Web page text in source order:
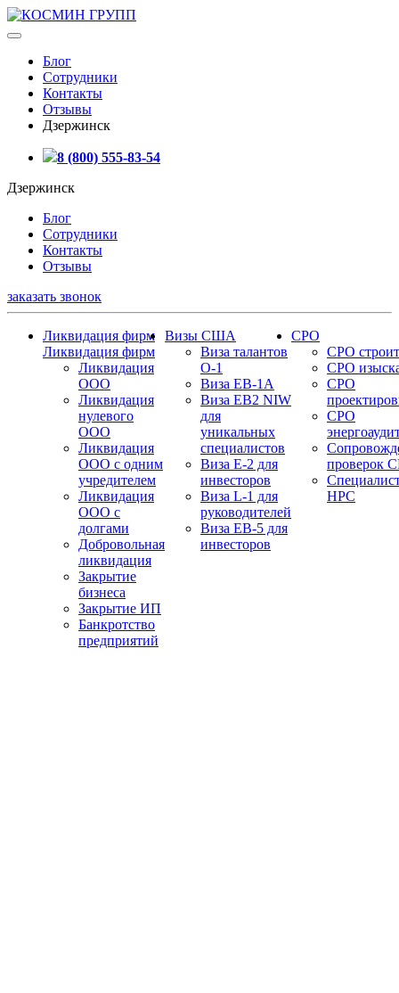
Блог
Сотрудники
Контакты
Отзывы
Дзержинск
8 (800) 555-83-54
Дзержинск
Блог
Сотрудники
Контакты
Отзывы
заказать звонок
Ликвидация фирм
Ликвидация фирм
Ликвидация
ООО
Ликвидация
нулевого
ООО
Ликвидация
ООО с одним
учредителем
Ликвидация
ООО с
долгами
Добровольная
ликвидация
Закрытие
бизнеса
Закрытие ИП
Банкротство
предприятий
Визы США
Виза талантов
О-1
Виза EB-1A
Виза EB2 NIW
для
уникальных
специалистов
Виза E-2 для
инвесторов
Виза L-1 для
руководителей
Виза EB-5 для
инвесторов
СРО
СРО
СРО
СРО
СРО
проверок
НРС